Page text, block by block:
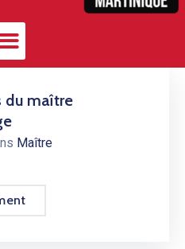
du maître
Maître